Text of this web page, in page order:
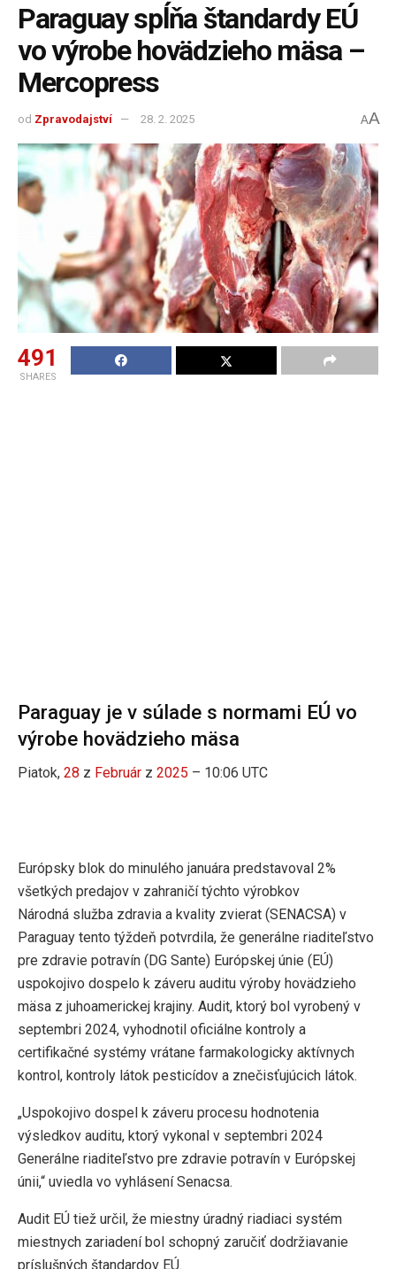
Paraguay spĺňa štandardy EÚ
vo výrobe hovädzieho mäsa –
Mercopress
od Zpravodajství 28. 2. 2025 AA
491
SHARES
Paraguay je v súlade s normami EÚ vo
výrobe hovädzieho mäsa
Piatok, 28 z Február z 2025 – 10:06 UTC
Európsky blok do minulého januára predstavoval 2%
všetkých predajov v zahraničí týchto výrobkov
Národná služba zdravia a kvality zvierat (SENACSA) v
Paraguay tento týždeň potvrdila, že generálne riaditeľstvo
pre zdravie potravín (DG Sante) Európskej únie (EÚ)
uspokojivo dospelo k záveru auditu výroby hovädzieho
mäsa z juhoamerickej krajiny. Audit, ktorý bol vyrobený v
septembri 2024, vyhodnotil oficiálne kontroly a
certifikačné systémy vrátane farmakologicky aktívnych
kontrol, kontroly látok pesticídov a znečisťujúcich látok.
„Uspokojivo dospel k záveru procesu hodnotenia
výsledkov auditu, ktorý vykonal v septembri 2024
Generálne riaditeľstvo pre zdravie potravín v Európskej
únii,“ uviedla vo vyhlásení Senacsa.
Audit EÚ tiež určil, že miestny úradný riadiaci systém
miestnych zariadení bol schopný zaručiť dodržiavanie
príslušných štandardov EÚ.